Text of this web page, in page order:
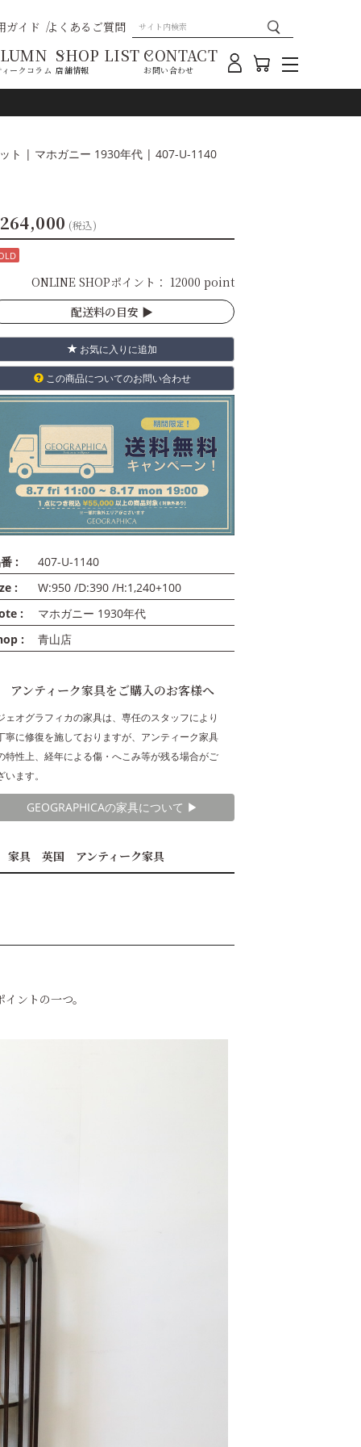
ガイド よくあるご質問
ークコラム
SHOP LIST
店舗情報
CONTACT
お問い合わせ
ト | マホガニー 1930年代 | 407-U-1140
(税込)
ONLINE SHOPポイント： 12000 point
配送料の目安 ▶︎
お気に入りに追加
この商品についてのお問い合わせ
:
407-U-1140
:
W:950 /D:390 /H:1,240+100
:
マホガニー 1930年代
:
青山店
アンティーク家具をご購入のお客様へ
ェオグラフィカの家具は、専任のスタッフにより
寧に修復を施しておりますが、アンティーク家具
特性上、経年による傷・へこみ等が残る場合がご
います。
GEOGRAPHICAの家具について ▶︎
家具 英国 アンティーク家具
ントの一つ。